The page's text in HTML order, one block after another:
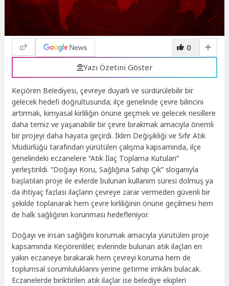
0
Yazı Özetini Göster
Keçiören Belediyesi, çevreye duyarlı ve sürdürülebilir bir
gelecek hedefi doğrultusunda; ilçe genelinde çevre bilincini
artırmak, kimyasal kirliliğin önüne geçmek ve gelecek nesillere
daha temiz ve yaşanabilir bir çevre bırakmak amacıyla önemli
bir projeyi daha hayata geçirdi. İklim Değişikliği ve Sıfır Atık
Müdürlüğü tarafından yürütülen çalışma kapsamında, ilçe
genelindeki eczanelere “Atık İlaç Toplama Kutuları”
yerleştirildi. “Doğayı Koru, Sağlığına Sahip Çık” sloganıyla
başlatılan proje ile evlerde bulunan kullanım süresi dolmuş ya
da ihtiyaç fazlası ilaçların çevreye zarar vermeden güvenli bir
şekilde toplanarak hem çevre kirliliğinin önüne geçilmesi hem
de halk sağlığının korunması hedefleniyor.
Doğayı ve insan sağlığını korumak amacıyla yürütülen proje
kapsamında Keçiörenliler, evlerinde bulunan atık ilaçları en
yakın eczaneye bırakarak hem çevreyi koruma hem de
toplumsal sorumluluklarını yerine getirme imkânı bulacak.
Eczanelerde biriktirilen atık ilaçlar ise belediye ekipleri